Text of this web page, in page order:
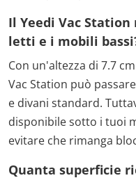
Il Yeedi Vac
letti e i mobili
Con un'altezza di 7.7
Vac Station può
e divani standard.
disponibile sotto i tuoi
evitare che rimanga
Quanta superficie